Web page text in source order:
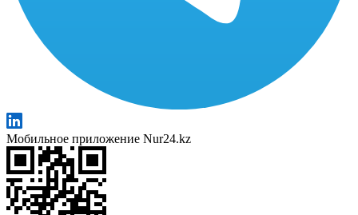
Мобильное приложение Nur24.kz